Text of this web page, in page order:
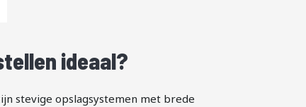
ideaal?
stevige opslagsystemen met brede